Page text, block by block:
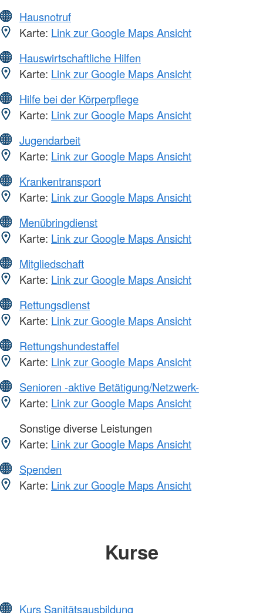
Hausnotruf
Karte: Link zur Google Maps Ansicht
Hauswirtschaftliche Hilfen
Karte: Link zur Google Maps Ansicht
Hilfe bei der Körperpflege
Karte: Link zur Google Maps Ansicht
Jugendarbeit
Karte: Link zur Google Maps Ansicht
Krankentransport
Karte: Link zur Google Maps Ansicht
Menübringdienst
Karte: Link zur Google Maps Ansicht
Mitgliedschaft
Karte: Link zur Google Maps Ansicht
Rettungsdienst
Karte: Link zur Google Maps Ansicht
Rettungshundestaffel
Karte: Link zur Google Maps Ansicht
Senioren -aktive Betätigung/Netzwerk-
Karte: Link zur Google Maps Ansicht
Sonstige diverse Leistungen
Karte: Link zur Google Maps Ansicht
Spenden
Karte: Link zur Google Maps Ansicht
Kurse
Kurs Sanitätsausbildung